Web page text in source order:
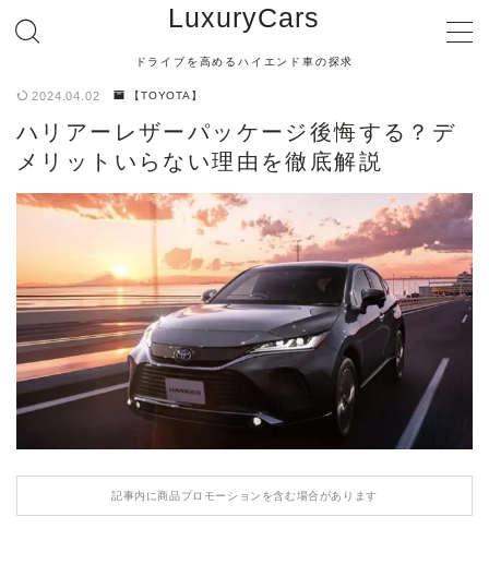
LuxuryCars
ドライブを高めるハイエンド車の探求
【TOYOTA】
【LEXUS】
【MERCEDES BENZ】
【BMW】
【AUDI】
【PORSCHE】
HONDA
2024.04.02 【TOYOTA】
ハリアーレザーパッケージ後悔する？デ
メリットいらない理由を徹底解説
記事内に商品プロモーションを含む場合があります